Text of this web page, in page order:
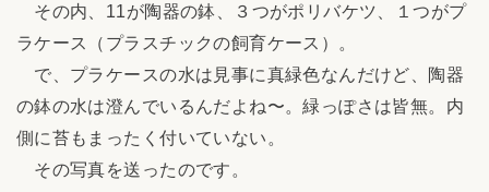
その内、11が陶器の鉢、３つがポリバケツ、１つがプ
ラケース（プラスチックの飼育ケース）。
で、プラケースの水は見事に真緑色なんだけど、陶器
の鉢の水は澄んでいるんだよね〜。緑っぽさは皆無。内
側に苔もまったく付いていない。
その写真を送ったのです。